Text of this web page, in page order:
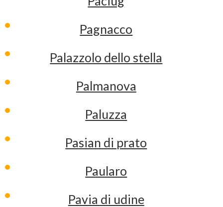
Pagnacco
Palazzolo dello stella
Palmanova
Paluzza
Pasian di prato
Paularo
Pavia di udine